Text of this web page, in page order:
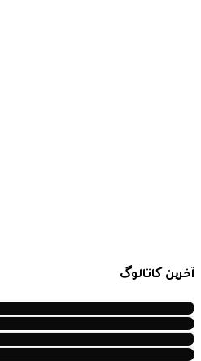
آخرین کاتالوگ